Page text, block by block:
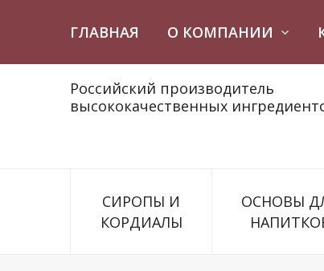
ГЛАВНАЯ О КОМПАНИИ
Российский производитель
высококачественных
СИРОПЫ И
КОРДИАЛЫ
ОСНОВЫ